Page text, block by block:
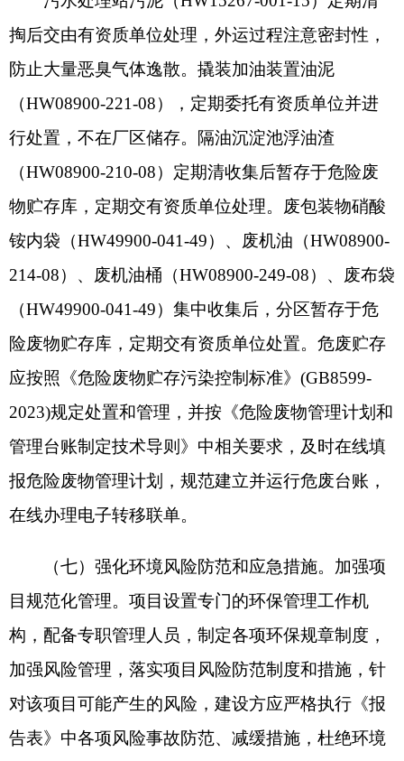
风险事故发生。建设方应编制突发环境事件应急预
案，落实各项应急物资，并加强日常的环境应急演
练，将风险的可能性和危害性降低到最小程度。污
染物排放口（源）设立环保警示标志。
（八）项目运行期必须严格执行区域污染物排
放总量控制要求，确保各类污染物排放总量控制在
核定的指标内。做好与排污许可证变更衔接，并按
证排污。
四、你公司应严格落实生态环境保护的主体责
任，明确职责和制度，加强生态环境管理，推进各
时投产使用的环境保护“三同时”制度，并按规定开
展竣工环境保护验收，验收合格后，方可正式投入
使用。如项目发生重大变动，环评文件须报有审批
权限的生态环境主管部门重新审批。自环评批复文
五、克州生态环境局阿克陶县分局要履行属地
监管职责，加强建设项目事中事后监管，按照《关
于进一步完善建设项目环境保护“三同时”及竣工环
境保护自主验收监管工作机制的意见》（环执法
护“三同时”及自主验收监管。